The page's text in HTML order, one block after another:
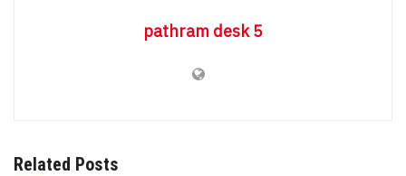
pathram desk 5
Related Posts